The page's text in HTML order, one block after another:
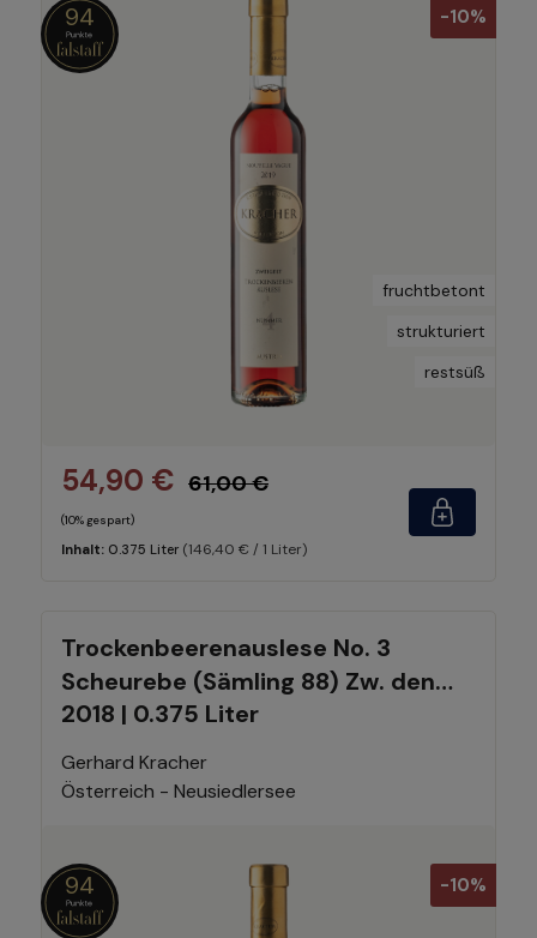
-10%
94
fruchtbetont
strukturiert
restsüß
54,90 € 61,00 €
(10% gespart)
Inhalt: 0.375 Liter (146,40 € / 1 Liter)
Trockenbeerenauslese No. 3
Scheurebe (Sämling 88) Zw. den
Seen
2018 | 0.375 Liter
Gerhard Kracher
Österreich - Neusiedlersee
-10%
94